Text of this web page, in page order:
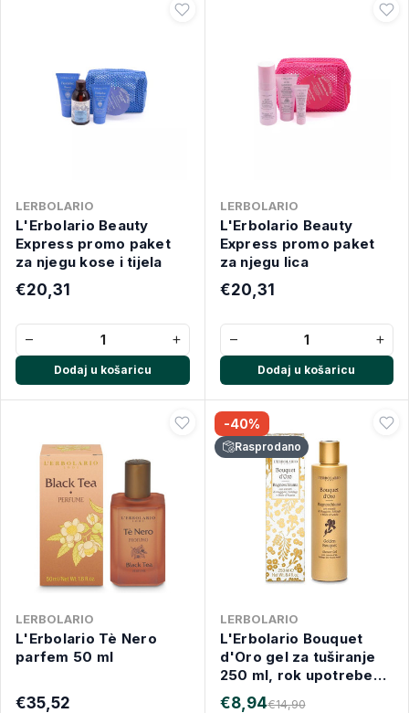
LERBOLARIO
L'Erbolario Beauty
Express promo paket
za njegu kose i tijela
€20,31
− +
Dodaj u košaricu
LERBOLARIO
L'Erbolario Beauty
Express promo paket
za njegu lica
€20,31
− +
Dodaj u košaricu
LERBOLARIO
L'Erbolario Tè Nero
parfem 50 ml
€35,52
-40%
Rasprodano
LERBOLARIO
L'Erbolario Bouquet
d'Oro gel za tuširanje
250 ml, rok upotrebe
31.12.2026.
€14,90
€8,94